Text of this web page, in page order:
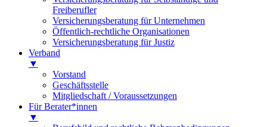
Freiberufler
Versicherungsberatung für Unternehmen
Öffentlich-rechtliche Organisationen
Versicherungsberatung für Justiz
Verband
▼
Vorstand
Geschäftsstelle
Mitgliedschaft / Voraussetzungen
Für Berater*innen
▼